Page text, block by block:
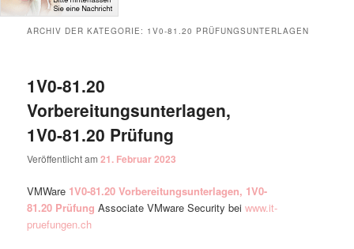
ARCHIV DER KATEGORIE: 1V0-81.20 PRÜFUNGSUNTERLAGEN
1V0-81.20
Vorbereitungsunterlagen,
1V0-81.20 Prüfung
Veröffentlicht am21. Februar 2023
VMWare 1V0-81.20 Vorbereitungsunterlagen, 1V0-
81.20 Prüfung Associate VMware Security beiwww.it-
pruefungen.ch